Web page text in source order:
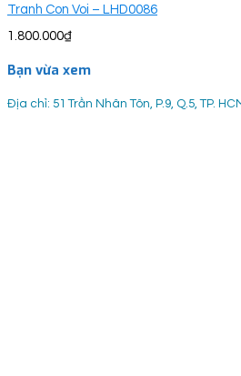
Tranh Con Voi – LHD0086
1.800.000₫
Bạn vừa xem
Địa chỉ: 51 Trần Nhân Tôn, P.9, Q.5, TP.